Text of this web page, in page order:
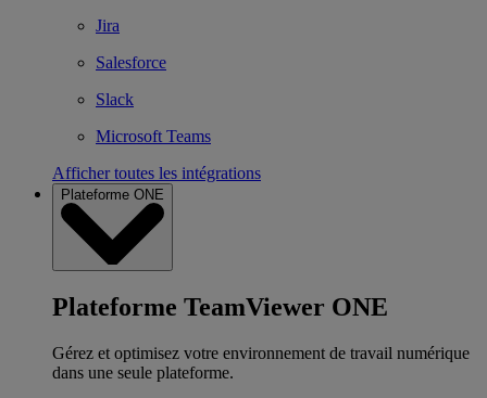
Jira
Salesforce
Slack
Microsoft Teams
Afficher toutes les intégrations
Plateforme ONE
Plateforme TeamViewer ONE
Gérez et optimisez votre environnement de travail numérique
dans une seule plateforme.